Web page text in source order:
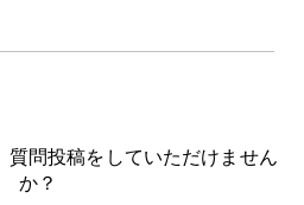
質問投稿をしていただけません
か？